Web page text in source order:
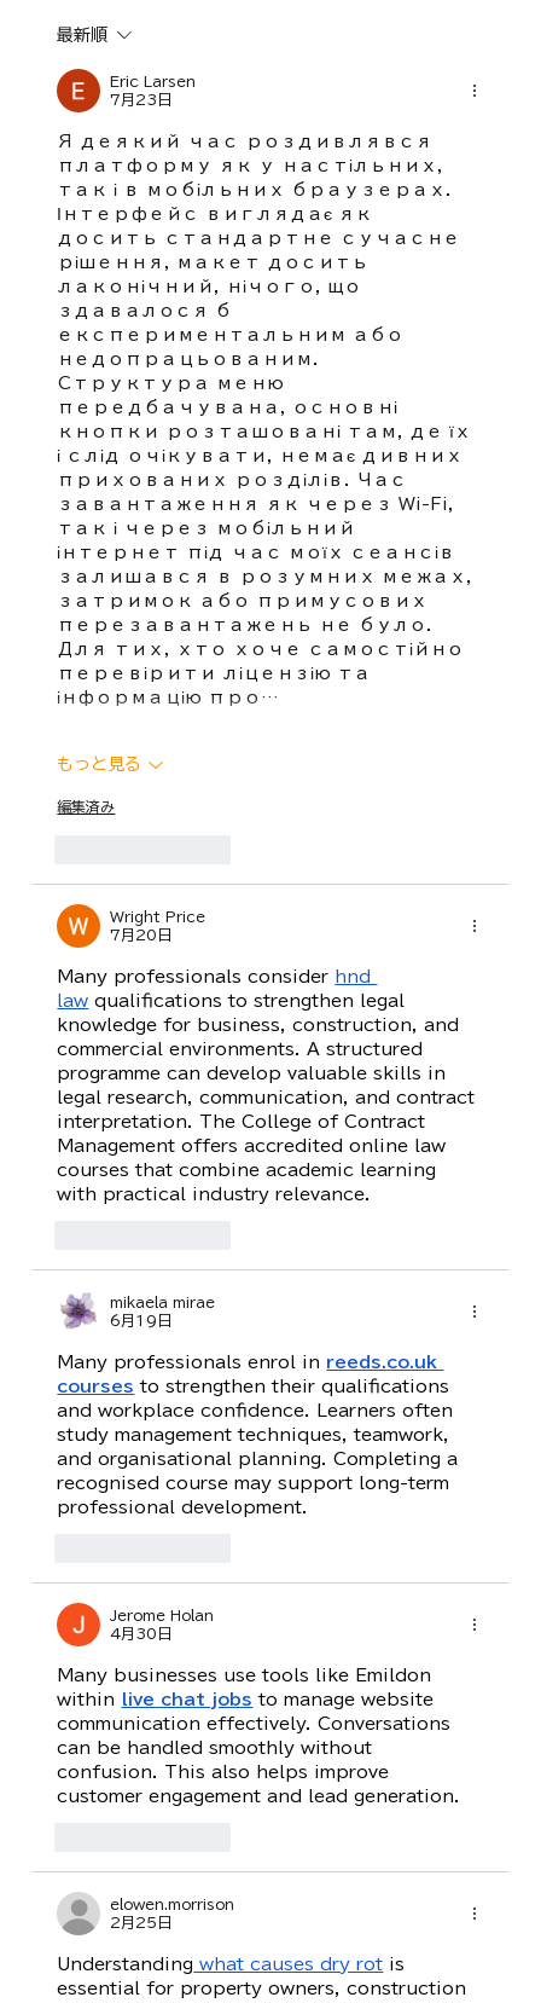
fitness m.t」
最新順
Eric Larsen
7月23日
Я деякий час роздивлявся
платформу як у настільних,
так і в мобільних браузерах.
Інтерфейс виглядає як
досить стандартне сучасне
рішення, макет досить
лаконічний, нічого, що
здавалося б
експериментальним або
недопрацьованим.
Структура меню
передбачувана, основні
кнопки розташовані там, де їх
і слід очікувати, немає дивних
прихованих розділів. Час
завантаження як через Wi-Fi,
так і через мобільний
інтернет під час моїх сеансів
залишався в розумних межах,
затримок або примусових
перезавантажень не було.
Для тих, хто хоче самостійно
перевірити ліцензію та
інформацію про…
もっと見る
編集済み
Wright Price
7月20日
Many professionals consider hnd
law qualifications to strengthen legal
knowledge for business, construction, and
commercial environments. A structured
programme can develop valuable skills in
legal research, communication, and contract
interpretation. The College of Contract
Management offers accredited online law
courses that combine academic learning
with practical industry relevance.
mikaela mirae
6月19日
Many professionals enrol in reeds.co.uk
courses to strengthen their qualifications
and workplace confidence. Learners often
study management techniques, teamwork,
and organisational planning. Completing a
recognised course may support long-term
professional development.
Jerome Holan
4月30日
Many businesses use tools like Emildon
within
live chat jobs to manage website
communication effectively. Conversations
can be handled smoothly without
confusion. This also helps improve
customer engagement and lead generation.
elowen.morrison
2月25日
Understanding what causes dry rot is
essential for property owners, construction